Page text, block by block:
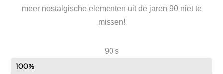
meer nostalgische elementen uit de jaren 90 niet te
missen!
90's
100%